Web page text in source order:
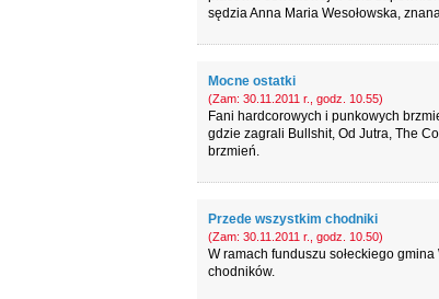
sędzia Anna Maria Wesołowska,
Mocne ostatki
(Zam: 30.11.2011 r., godz. 10.55)
Fani hardcorowych i punkowych
gdzie zagrali Bullshit, Od Jutra, The
brzmień.
Przede wszystkim chodniki
(Zam: 30.11.2011 r., godz. 10.50)
W ramach funduszu sołeckiego
chodników.